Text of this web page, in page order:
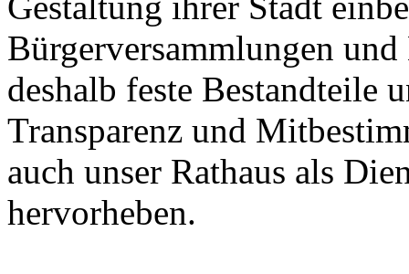
Bürgerversammlungen
deshalb feste Bestandteile
Transparenz und
auch unser Rathaus als
hervorheben.